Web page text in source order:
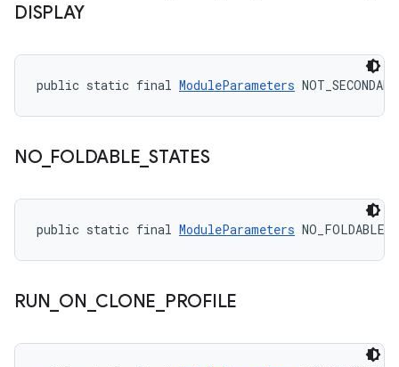
DISPLAY
public static final ModuleParameters
NO_ FOLDABLE STATES
public static final ModuleParameters
RUN ON CLONE PROFILE